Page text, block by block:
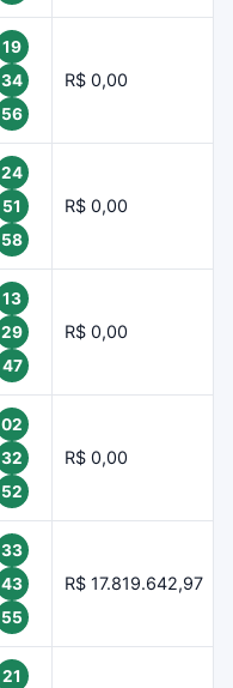
19
34
56
R$ 0,00
24
51
58
R$ 0,00
13
29
47
R$ 0,00
02
32
52
R$ 0,00
33
43
55
R$ 17.819.642,97
21